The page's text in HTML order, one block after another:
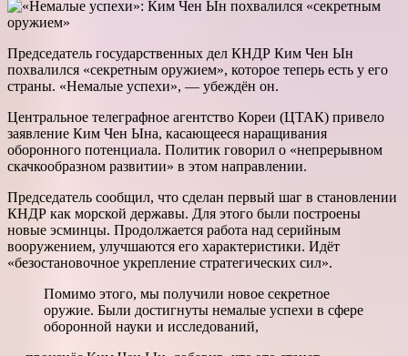
Председатель государственных дел КНДР Ким Чен Ын
похвалился «секретным оружием», которое теперь есть у его
страны. «Немалые успехи», — убеждён он.
Центральное телеграфное агентство Кореи (ЦТАК) привело
заявление Ким Чен Ына, касающееся наращивания
оборонного потенциала. Политик говорил о «непрерывном
скачкообразном развитии» в этом направлении.
Председатель сообщил, что сделан первый шаг в становлении
КНДР как морской державы. Для этого были построены
новые эсминцы. Продолжается работа над серийным
вооружением, улучшаются его характеристики. Идёт
«безостановочное укрепление стратегических сил».
Помимо этого, мы получили новое секретное
оружие. Были достигнуты немалые успехи в сфере
оборонной науки и исследований,